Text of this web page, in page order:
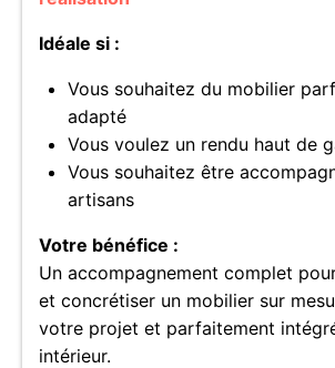
Idéale si :
Vous souhaitez du mobilier
adapté
Vous voulez un rendu haut de
Vous souhaitez être
artisans
Votre bénéfice :
Un accompagnement complet
et concrétiser un mobilier sur
votre projet et parfaitement
intérieur.